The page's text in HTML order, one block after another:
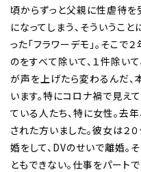
頃からずっと父親に性虐待を
になってしまう、そういうこ
った「フラワーデモ」。そこ
のをすべて除いて、１件除い
が声を上げたら変わるんだ、
います。特にコロナ禍で見え
ている人たち、特に女性。去
された方いました。彼女は２
婚をして、DVのせいで離婚。
ともできない。仕事をパート